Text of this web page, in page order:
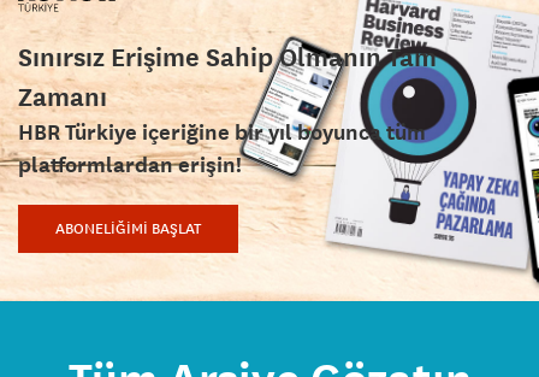
Sınırsız Erişime Sahip Olmanın Tam
Zamanı
HBR Türkiye içeriğine bir yıl boyunca tüm
platformlardan erişin!
ABONELİĞİMİ BAŞLAT